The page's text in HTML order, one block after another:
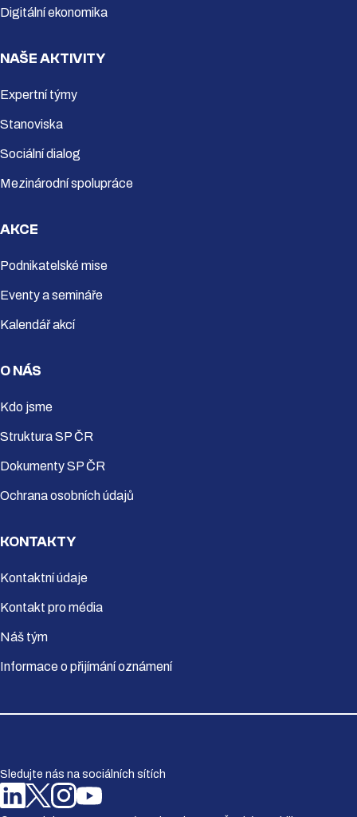
Digitální ekonomika
NAŠE AKTIVITY
Expertní týmy
Stanoviska
Sociální dialog
Mezinárodní spolupráce
AKCE
Podnikatelské mise
Eventy a semináře
Kalendář akcí
O NÁS
Kdo jsme
Struktura SP ČR
Dokumenty SP ČR
Ochrana osobních údajů
KONTAKTY
Kontaktní údaje
Kontakt pro média
Náš tým
Informace o přijímání oznámení
Sledujte nás na sociálních sítích